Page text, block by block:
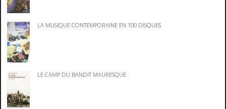
LA MUSIQUE CONTEMPORAINE EN 100 DISQUES
LE CAMP DU BANDIT MAURESQUE